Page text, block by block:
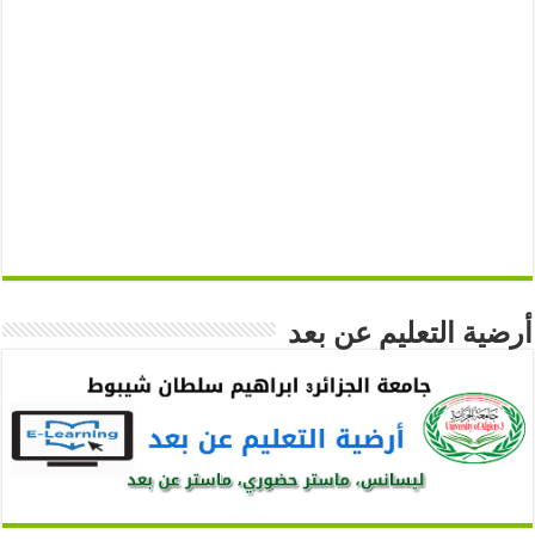
أرضية التعليم عن بعد